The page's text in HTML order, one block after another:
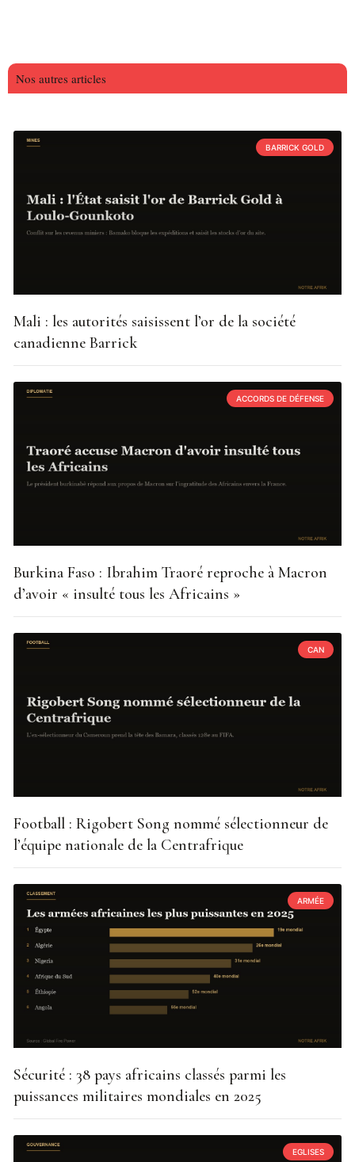
Nos autres articles
BARRICK GOLD
Mali : les autorités saisissent l’or de la société
canadienne Barrick
ACCORDS DE DÉFENSE
Burkina Faso : Ibrahim Traoré reproche à Macron
d’avoir « insulté tous les Africains »
CAN
Football : Rigobert Song nommé sélectionneur de
l’équipe nationale de la Centrafrique
ARMÉE
Sécurité : 38 pays africains classés parmi les
puissances militaires mondiales en 2025
EGLISES